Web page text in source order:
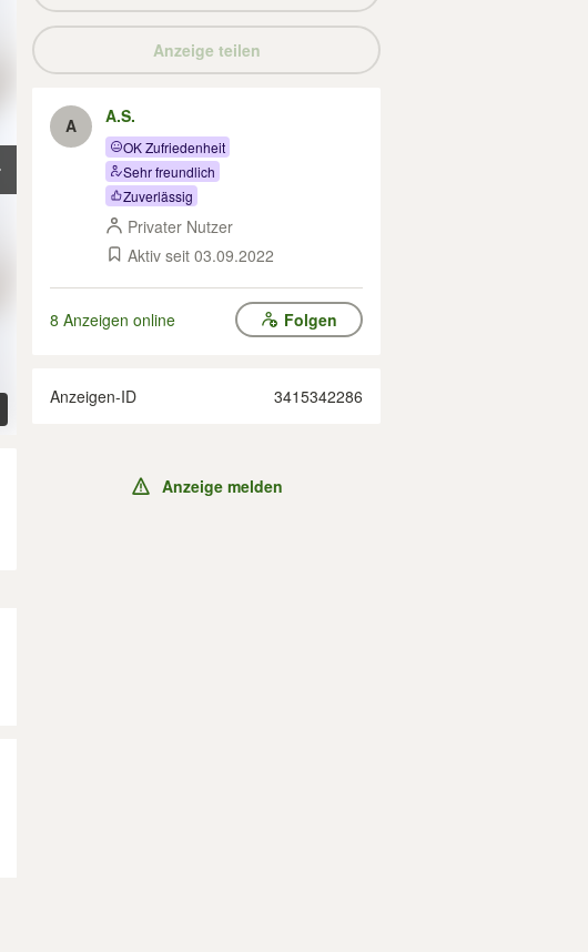
Anzeige teilen
A A.S.
OK Zufriedenheit
Sehr freundlich
Zuverlässig
Privater Nutzer
Aktiv seit 03.09.2022
8 Anzeigen online Folgen
Anzeigen-ID 3415342286
Anzeige melden